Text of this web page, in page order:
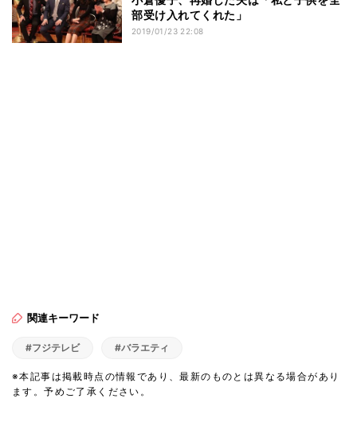
部受け入れてくれた」
2019/01/23 22:08
関連キーワード
#フジテレビ #バラエティ
※本記事は掲載時点の情報であり、最新のものとは異なる場合があり
ます。予めご了承ください。